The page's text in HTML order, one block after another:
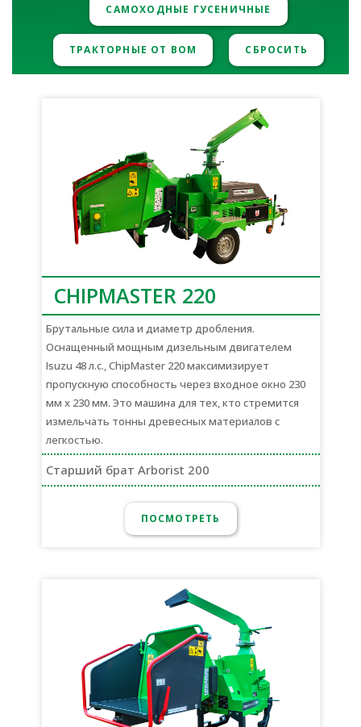
САМОХОДНЫЕ ГУСЕНИЧНЫЕ
ТРАКТОРНЫЕ ОТ ВОМ СБРОСИТЬ
CHIPMASTER 220
Брутальные сила и диаметр дробления.
Оснащенный мощным дизельным двигателем
Isuzu 48 л.с., ChipMaster 220 максимизирует
пропускную способность через входное окно 230
мм х 230 мм. Это машина для тех, кто стремится
измельчать тонны древесных материалов с
легкостью.
Старший брат Arborist 200
ПОСМОТРЕТЬ